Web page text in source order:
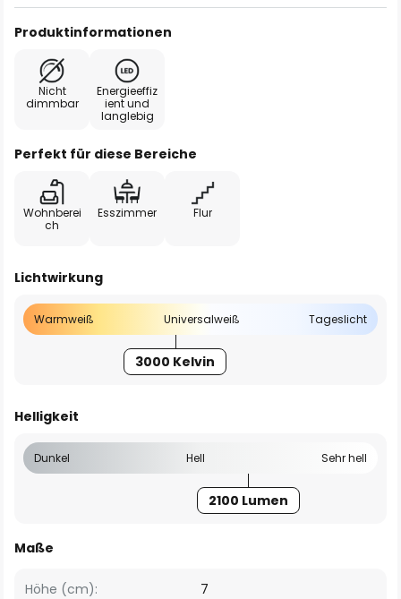
Produktinformationen
Nicht
dimmbar
Energieeffiz
ient und
langlebig
Perfekt für diese Bereiche
Wohnberei
ch
Esszimmer Flur
Lichtwirkung
Warmweiß Universalweiß Tageslicht
3000 Kelvin
Helligkeit
Dunkel Hell Sehr hell
2100 Lumen
Maße
Höhe (cm): 7